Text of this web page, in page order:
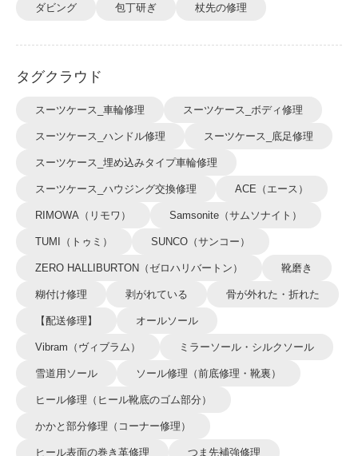
ダビング 包丁研ぎ 杖先の修理
タグクラウド
スーツケース_車輪修理 スーツケース_ボディ修理
スーツケース_ハンドル修理 スーツケース_底足修理
スーツケース_埋め込みタイプ車輪修理
スーツケース_ハウジング交換修理 ACE（エース）
RIMOWA（リモワ） Samsonite（サムソナイト）
TUMI（トゥミ） SUNCO（サンコー）
ZERO HALLIBURTON（ゼロハリバートン） 靴磨き
糊付け修理 剥がれている 骨が外れた・折れた
【配送修理】 オールソール
Vibram（ヴィブラム） ミラーソール・シルクソール
雪道用ソール ソール修理（前底修理・靴裏）
ヒール修理（ヒール靴底のゴム部分）
かかと部分修理（コーナー修理）
ヒール表面の巻き革修理 つま先補強修理